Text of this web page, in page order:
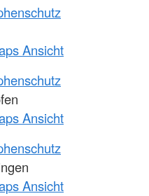
Ansicht
Ansicht
Ansicht